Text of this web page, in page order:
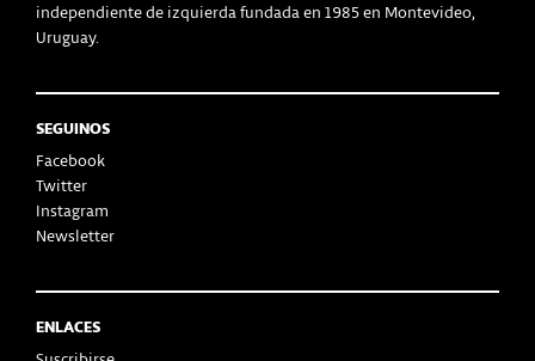
independiente de izquierda fundada en 1985 en Montevideo,
Uruguay.
SEGUINOS
Facebook
Twitter
Instagram
Newsletter
ENLACES